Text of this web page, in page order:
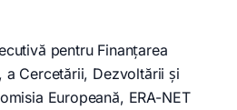
pentru Finanțarea
a Cercetării, Dezvoltării și
Europeană, ERA-NET